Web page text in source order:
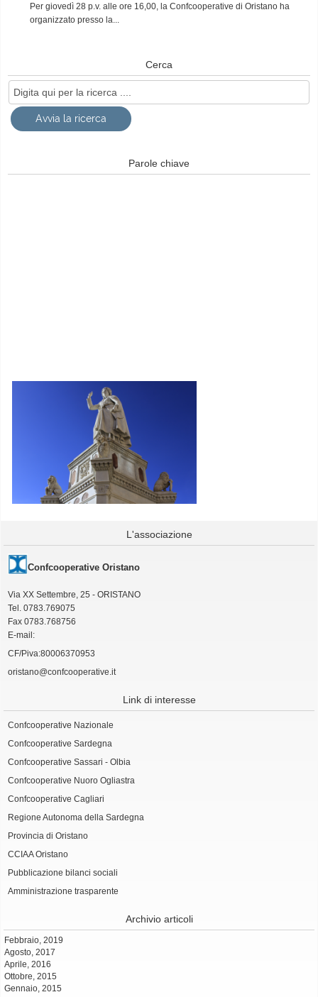
Per giovedì 28 p.v. alle ore 16,00, la Confcooperative di Oristano ha
organizzato presso la...
Cerca
Parole chiave
L'associazione
Confcooperative Oristano
Via XX Settembre, 25 - ORISTANO
Tel. 0783.769075
Fax 0783.768756
E-mail:
CF/Piva:80006370953
oristano@confcooperative.it
Link di interesse
Confcooperative Nazionale
Confcooperative Sardegna
Confcooperative Sassari - Olbia
Confcooperative Nuoro Ogliastra
Confcooperative Cagliari
Regione Autonoma della Sardegna
Provincia di Oristano
CCIAA Oristano
Pubblicazione bilanci sociali
Amministrazione trasparente
Archivio articoli
Febbraio, 2019
Agosto, 2017
Aprile, 2016
Ottobre, 2015
Gennaio, 2015